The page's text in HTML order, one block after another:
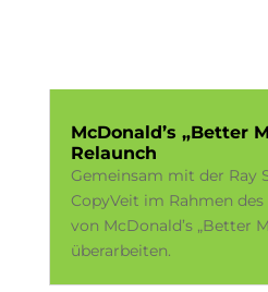
McDonald’s „Better
Relaunch
Gemeinsam mit der Ray
CopyVeit im Rahmen
von McDonald’s „Better
überarbeiten.